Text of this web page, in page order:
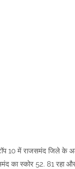
टॉप 10 में राजसमंद जिले के
का स्कोर 52. 81 रहा